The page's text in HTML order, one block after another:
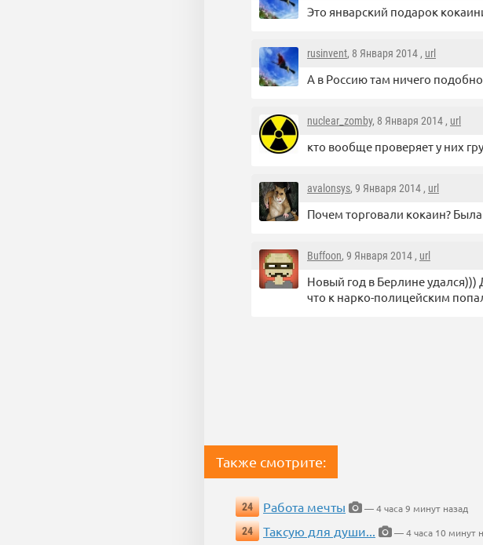
Это январский подарок
rusinvent, 8 Января 2014 , url
А в Россию там ничего
nuclear_zomby, 8 Января 2014 , url
кто вообще проверяет у них
avalonsys, 9 Января 2014 , url
Почем торговали кокаин? Была
Buffoon, 9 Января 2014 , url
Новый год в Берлине удался)))
что к нарко-полицейским
Также смотрите:
24 Работа мечты
— 4 часа 9 минут назад
24
Таксую для души...
— 4 часа 10 минут